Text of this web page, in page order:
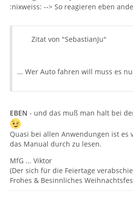
:nixweiss: --> So reagieren eben
Zitat von "SebastianJu"
... Wer Auto fahren will muss es
EBEN - und das muß man halt bei
Quasi bei allen Anwendungen ist es
das Manual durch zu lesen.
MfG ... Viktor
(Der sich für die Feiertage
Frohes & Besinnliches